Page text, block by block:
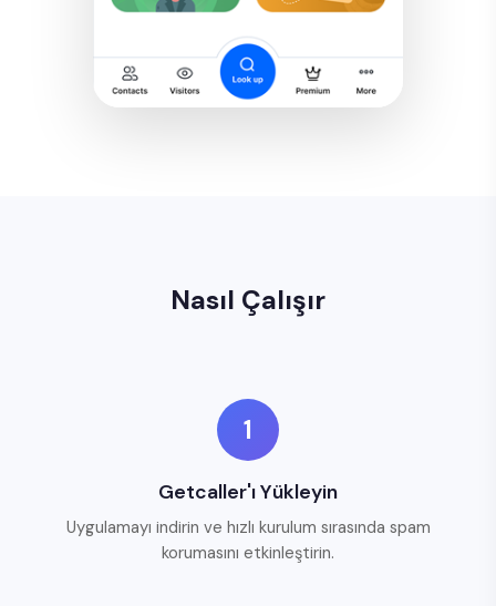
Nasıl Çalışır
1
Getcaller'ı Yükleyin
Uygulamayı indirin ve hızlı kurulum sırasında spam
korumasını etkinleştirin.